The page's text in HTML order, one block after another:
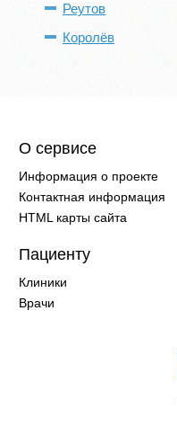
Реутов
Королёв
О сервисе
Информация о проекте
Контактная информация
HTML карты сайта
Пациенту
Клиники
Врачи